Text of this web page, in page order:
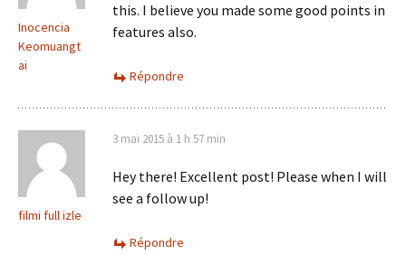
Inocencia
Keomuangt
ai
this. I believe you made some good points in
features also.
Répondre
filmi full izle
3 mai 2015 à 1 h 57 min
Hey there! Excellent post! Please when I will
see a follow up!
Répondre